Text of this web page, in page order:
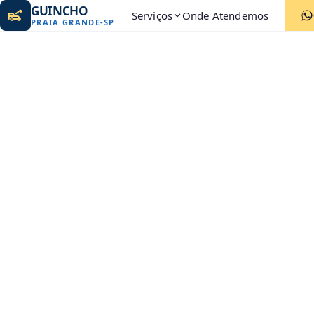
GUINCHO
PRAIA GRANDE-SP Serviços Onde Atendemos